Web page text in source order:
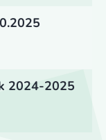
2024-2025